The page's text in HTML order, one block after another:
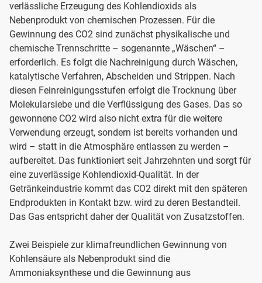
verlässliche Erzeugung des Kohlendioxids als
Nebenprodukt von chemischen Prozessen. Für die
Gewinnung des CO2 sind zunächst physikalische und
chemische Trennschritte – sogenannte „Wäschen“ –
erforderlich. Es folgt die Nachreinigung durch Wäschen,
katalytische Verfahren, Abscheiden und Strippen. Nach
diesen Feinreinigungsstufen erfolgt die Trocknung über
Molekularsiebe und die Verflüssigung des Gases. Das so
gewonnene CO2 wird also nicht extra für die weitere
Verwendung erzeugt, sondern ist bereits vorhanden und
wird – statt in die Atmosphäre entlassen zu werden –
aufbereitet. Das funktioniert seit Jahrzehnten und sorgt für
eine zuverlässige Kohlendioxid-Qualität. In der
Getränkeindustrie kommt das CO2 direkt mit den späteren
Endprodukten in Kontakt bzw. wird zu deren Bestandteil.
Das Gas entspricht daher der Qualität von Zusatzstoffen.
Zwei Beispiele zur klimafreundlichen Gewinnung von
Kohlensäure als Nebenprodukt sind die
Ammoniaksynthese und die Gewinnung aus